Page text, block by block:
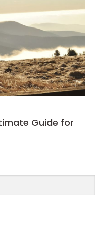
Guide for